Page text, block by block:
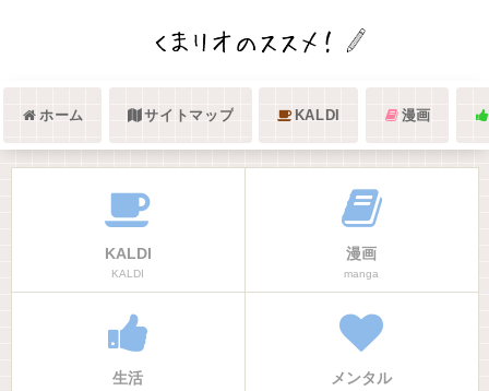
ホーム サイトマップ KALDI 漫画
KALDI
KALDI
漫画
manga
生活 メンタル